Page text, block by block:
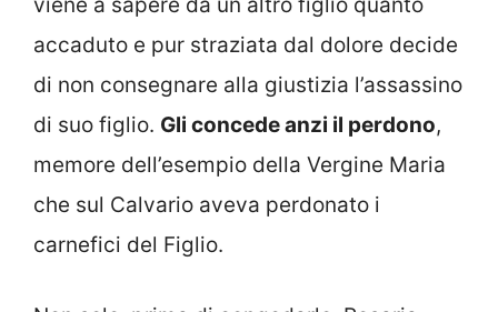
accaduto e pur straziata dal dolore decide
di non consegnare alla giustizia l’assassino
di suo figlio. Gli concede anzi il perdono,
memore dell’esempio della Vergine Maria
che sul Calvario aveva perdonato i
carnefici del Figlio.